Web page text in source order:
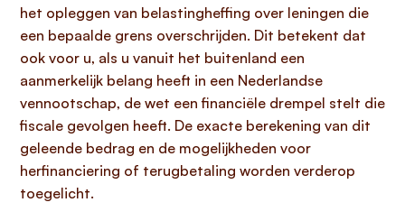
het opleggen van belastingheffing over leningen die
een bepaalde grens overschrijden. Dit betekent dat
ook voor u, als u vanuit het buitenland een
aanmerkelijk belang heeft in een Nederlandse
vennootschap, de wet een financiële drempel stelt die
fiscale gevolgen heeft. De exacte berekening van dit
geleende bedrag en de mogelijkheden voor
herfinanciering of terugbetaling worden verderop
toegelicht.